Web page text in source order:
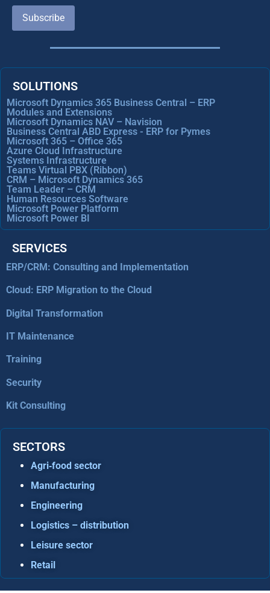
Subscribe
SOLUTIONS
Microsoft Dynamics 365 Business Central – ERP
Modules and Extensions
Microsoft Dynamics NAV – Navision
Business Central ABD Express - ERP for Pymes
Microsoft 365 – Office 365
Azure Cloud Infrastructure
Systems Infrastructure
Teams Virtual PBX (Ribbon)
CRM – Microsoft Dynamics 365
Team Leader – CRM
Human Resources Software
Microsoft Power Platform
Microsoft Power BI
SERVICES
ERP/CRM: Consulting and Implementation
Cloud: ERP Migration to the Cloud
Digital Transformation
IT Maintenance
Training
Security
Kit Consulting
SECTORS
Agri‑food sector
Manufacturing
Engineering
Logistics – distribution
Leisure sector
Retail